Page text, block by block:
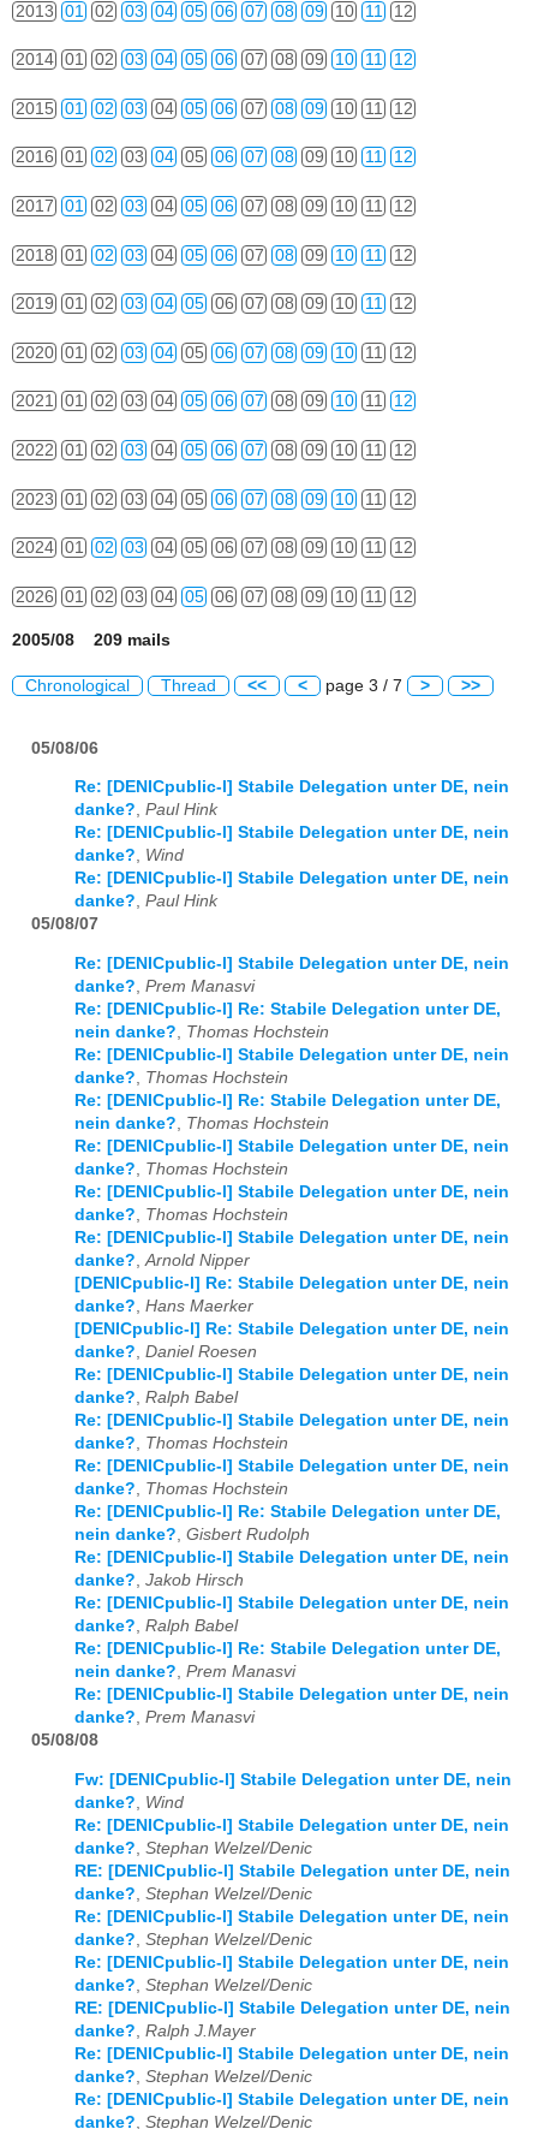
2013 01 02 03 04 05 06 07 08 09 10 11 12
2014 01 02 03 04 05 06 07 08 09 10 11 12
2015 01 02 03 04 05 06 07 08 09 10 11 12
2016 01 02 03 04 05 06 07 08 09 10 11 12
2017 01 02 03 04 05 06 07 08 09 10 11 12
2018 01 02 03 04 05 06 07 08 09 10 11 12
2019 01 02 03 04 05 06 07 08 09 10 11 12
2020 01 02 03 04 05 06 07 08 09 10 11 12
2021 01 02 03 04 05 06 07 08 09 10 11 12
2022 01 02 03 04 05 06 07 08 09 10 11 12
2023 01 02 03 04 05 06 07 08 09 10 11 12
2024 01 02 03 04 05 06 07 08 09 10 11 12
2026 01 02 03 04 05 06 07 08 09 10 11 12
2005/08 209 mails
Chronological Thread << < page 3 / 7 > >>
05/08/06
Re: [DENICpublic-l] Stabile Delegation unter DE, nein
danke?, Paul Hink
Re: [DENICpublic-l] Stabile Delegation unter DE, nein
danke?, Wind
Re: [DENICpublic-l] Stabile Delegation unter DE, nein
danke?, Paul Hink
05/08/07
Re: [DENICpublic-l] Stabile Delegation unter DE, nein
danke?, Prem Manasvi
Re: [DENICpublic-l] Re: Stabile Delegation unter DE,
nein danke?, Thomas Hochstein
Re: [DENICpublic-l] Stabile Delegation unter DE, nein
danke?, Thomas Hochstein
Re: [DENICpublic-l] Re: Stabile Delegation unter DE,
nein danke?, Thomas Hochstein
Re: [DENICpublic-l] Stabile Delegation unter DE, nein
danke?, Thomas Hochstein
Re: [DENICpublic-l] Stabile Delegation unter DE, nein
danke?, Thomas Hochstein
Re: [DENICpublic-l] Stabile Delegation unter DE, nein
danke?,Arnold Nipper
[DENICpublic-l] Re: Stabile Delegation unter DE, nein
danke?, Hans Maerker
[DENICpublic-l] Re: Stabile Delegation unter DE, nein
danke?, Daniel Roesen
Re: [DENICpublic-l] Stabile Delegation unter DE, nein
danke?, Ralph Babel
Re: [DENICpublic-l] Stabile Delegation unter DE, nein
danke?, Thomas Hochstein
Re: [DENICpublic-l] Stabile Delegation unter DE, nein
danke?, Thomas Hochstein
Re: [DENICpublic-l] Re: Stabile Delegation unter DE,
nein danke?, Gisbert Rudolph
Re: [DENICpublic-l] Stabile Delegation unter DE, nein
danke?, Jakob Hirsch
Re: [DENICpublic-l] Stabile Delegation unter DE, nein
danke?, Ralph Babel
Re: [DENICpublic-l] Re: Stabile Delegation unter DE,
nein danke?, Prem Manasvi
Re: [DENICpublic-l] Stabile Delegation unter DE, nein
danke?, Prem Manasvi
05/08/08
Fw: [DENICpublic-l] Stabile Delegation unter DE, nein
danke?
Wind
Re: [DENICpublic-l] Stabile Delegation unter DE, nein
danke? Stephan Welzel/Denic
RE: [DENICpublic-l] Stabile Delegation unter DE, nein
danke? Stephan Welzel/Denic
Re: [DENICpublic-l] Stabile Delegation unter DE, nein
danke? Stephan Welzel/Denic
Re: [DENICpublic-l] Stabile Delegation unter DE, nein
danke? Stephan Welzel/Denic
RE: [DENICpublic-l] Stabile Delegation unter DE, nein
danke? Ralph J.Mayer
Re: [DENICpublic-l] Stabile Delegation unter DE, nein
danke? Stephan Welzel/Denic
Re: [DENICpublic-l] Stabile Delegation unter DE, nein
danke? Stephan Welzel/Denic